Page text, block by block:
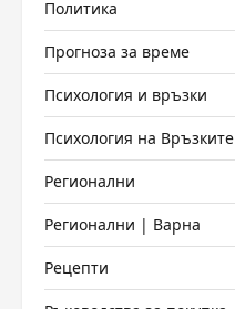
Политика
Прогноза за време
Психология и връзки
Психология на Връзките
Регионални
Регионални | Варна
Рецепти